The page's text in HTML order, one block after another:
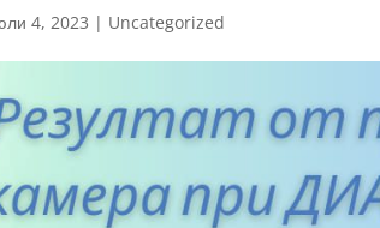
4, 2023 | Uncategorized